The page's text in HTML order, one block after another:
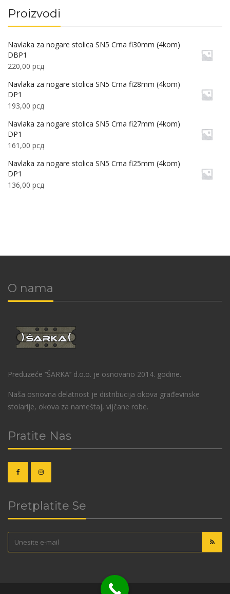
Proizvodi
Navlaka za nogare stolica SN5 Crna fi30mm (4kom)
DBP1
220,00 рсд
Navlaka za nogare stolica SN5 Crna fi28mm (4kom)
DP1
193,00 рсд
Navlaka za nogare stolica SN5 Crna fi27mm (4kom)
DP1
161,00 рсд
Navlaka za nogare stolica SN5 Crna fi25mm (4kom)
DP1
136,00 рсд
O nama
Preduzeće ‘’ŠARKA’’ d.o.o. je osnovano 2014. godine.
Naša osnovna delatnost je distribucija okova građevinske
stolarije, okova za nameštaj, vijčane robe.
Pratite Nas
Pretplatite Se